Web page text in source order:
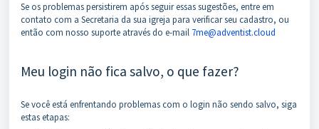
Se os problemas persistirem após seguir essas sugestões, entre em
contato com a Secretaria da sua igreja para verificar seu cadastro, ou
então com nosso suporte através do e-mail 7me@adventist.cloud
Meu login não fica salvo, o que fazer?
Se você está enfrentando problemas com o login não sendo salvo, siga
estas etapas: